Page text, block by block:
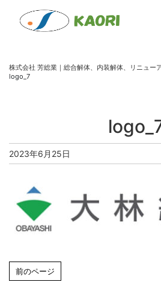
株式会社 芳総業｜総合解体、内装解体、リニュー
logo_7
2023年6月25日
前のページ